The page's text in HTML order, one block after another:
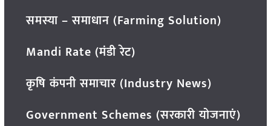
समस्या – समाधान (Farming Solution)
Mandi Rate (मंडी रेट)
कृषि कंपनी समाचार (Industry News)
Government Schemes (सरकारी योजनाएं)